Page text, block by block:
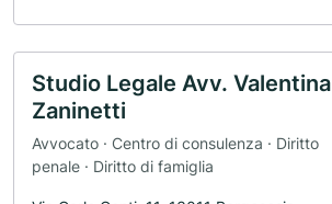
Studio Legale Avv. Valentina
Zaninetti
Avvocato · Centro di consulenza · Diritto
penale · Diritto di famiglia